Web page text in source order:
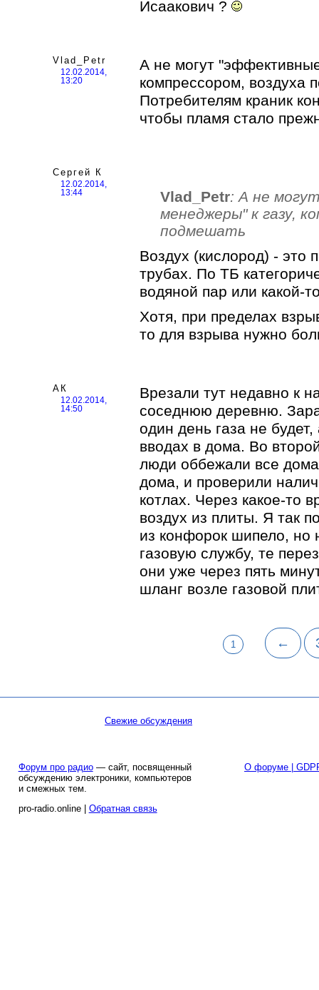
Исаакович ?
Vlad_Petr
12.02.2014,
13:20
А не могут
компрессором, воздуха
Потребителям краник
чтобы пламя стало
Сергей К
12.02.2014,
13:44
Vlad_Petr: А не
менеджеры" к газу,
подмешать
Воздух (кислород) - это
трубах. По ТБ
водяной пар или какой-
Хотя, при пределах
то для взрыва нужно
АК
12.02.2014,
14:50
Врезали тут недавно к
соседнюю деревню.
один день газа не
вводах в дома. Во
люди оббежали все
дома, и проверили
котлах. Через какое-то
воздух из плиты. Я так
из конфорок шипело, но
газовую службу, те
они уже через пять
шланг возле газовой
1 ←
Свежие обсуждения
Форум про радио— сайт, посвященный
обсуждению электроники, компьютеров
и смежных тем.
pro-radio.online | Обратная связь
О форуме |